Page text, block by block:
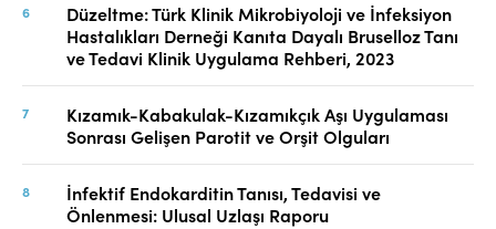
Düzeltme: Türk Klinik Mikrobiyoloji ve İnfeksiyon
Hastalıkları Derneği Kanıta Dayalı Bruselloz Tanı
ve Tedavi Klinik Uygulama Rehberi, 2023
Kızamık-Kabakulak-Kızamıkçık Aşı Uygulaması
Sonrası Gelişen Parotit ve Orşit Olguları
İnfektif Endokarditin Tanısı, Tedavisi ve
Önlenmesi: Ulusal Uzlaşı Raporu